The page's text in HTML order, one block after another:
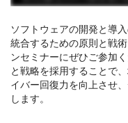
オンラインセミナー
ソフトウェアの開発と導
統合するための原則と戦
ンセミナーにぜひご参加
と戦略を採用することで
イバー回復力を向上させ
します。